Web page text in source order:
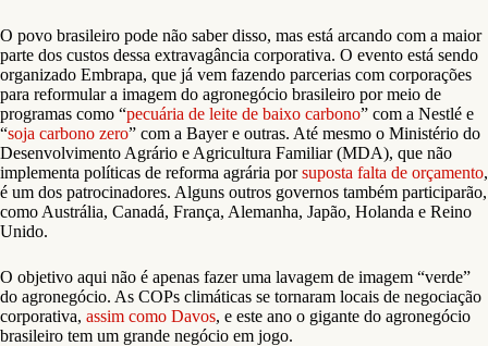
O povo brasileiro pode não saber disso, mas está arcando com a maior
parte dos custos dessa extravagância corporativa. O evento está sendo
organizado Embrapa, que já vem fazendo parcerias com corporações
para reformular a imagem do agronegócio brasileiro por meio de
programas como “pecuária de leite de baixo carbono” com a Nestlé e
“soja carbono zero” com a Bayer e outras. Até mesmo o Ministério do
Desenvolvimento Agrário e Agricultura Familiar (MDA), que não
implementa políticas de reforma agrária porsuposta falta de orçamento,
é um dos patrocinadores. Alguns outros governos também participarão,
como Austrália, Canadá, França, Alemanha, Japão, Holanda e Reino
Unido.
O objetivo aqui não é apenas fazer uma lavagem de imagem “verde”
do agronegócio. As COPs climáticas se tornaram locais de negociação
corporativa, assim como Davos, e este ano o gigante do agronegócio
brasileiro tem um grande negócio em jogo.